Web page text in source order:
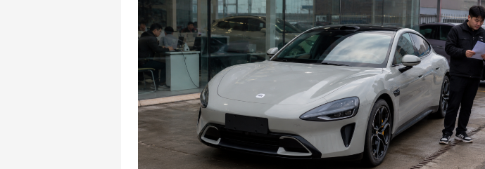
mevzuata uygun olarak kullanılan çerezlerle ilgili bilgi almak için